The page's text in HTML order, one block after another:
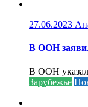
27.06.2023
В ООН
В ООН
Зарубежье